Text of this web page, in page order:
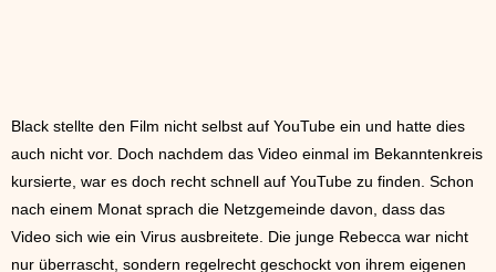
Black stellte den Film nicht selbst auf YouTube ein und hatte dies
auch nicht vor. Doch nachdem das Video einmal im Bekanntenkreis
kursierte, war es doch recht schnell auf YouTube zu finden. Schon
nach einem Monat sprach die Netzgemeinde davon, dass das
Video sich wie ein Virus ausbreitete. Die junge Rebecca war nicht
nur überrascht, sondern regelrecht geschockt von ihrem eigenen